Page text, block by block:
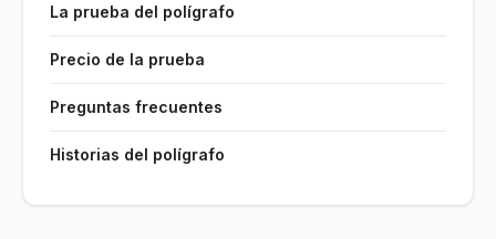
La prueba del polígrafo
Precio de la prueba
Preguntas frecuentes
Historias del polígrafo